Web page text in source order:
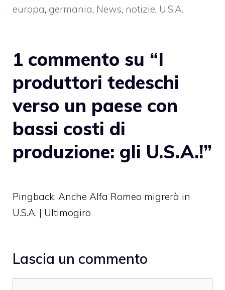
europa, germania, News, notizie, U.S.A.
1 commento su “I
produttori tedeschi
verso un paese con
bassi costi di
produzione: gli U.S.A.!”
Pingback: Anche Alfa Romeo migrerà in
U.S.A. | Ultimogiro
Lascia un commento